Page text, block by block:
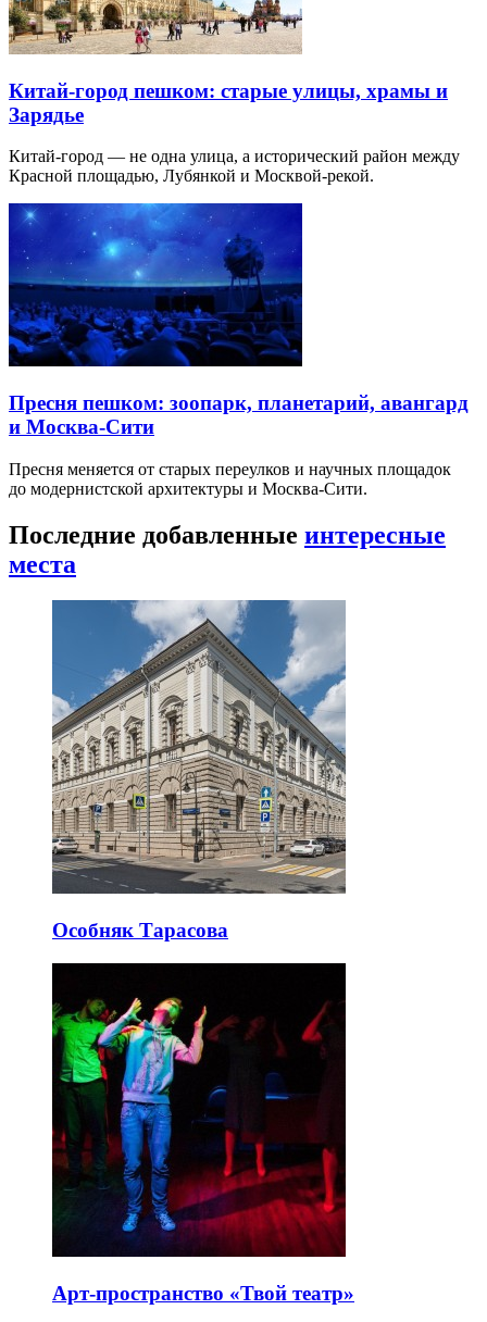
Китай-город пешком: старые улицы, храмы и
Зарядье
Китай-город — не одна улица, а исторический район между
Красной площадью, Лубянкой и Москвой-рекой.
Пресня пешком: зоопарк, планетарий, авангард
и Москва-Сити
Пресня меняется от старых переулков и научных площадок
до модернистской архитектуры и Москва-Сити.
Последние добавленные интересные
места
Особняк Тарасова
Арт-пространство «Твой театр»